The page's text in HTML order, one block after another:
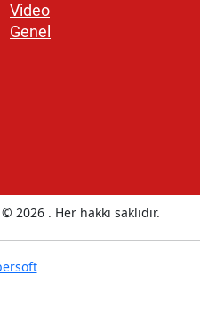
Video
Genel
2026 . Her hakkı saklıdır.